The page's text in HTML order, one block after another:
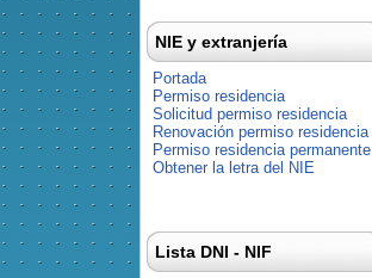
NIE y extranjería
Portada
Permiso residencia
Solicitud permiso residencia
Renovación permiso residencia
Permiso residencia permanente
Obtener la letra del NIE
Lista DNI - NIF